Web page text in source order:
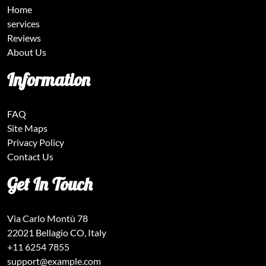
Home
services
Reviews
About Us
Information
FAQ
Site Maps
Privacy Policy
Contact Us
Get In Touch
Via Carlo Montù 78
22021 Bellagio CO, Italy
+11 6254 7855
support@example.com